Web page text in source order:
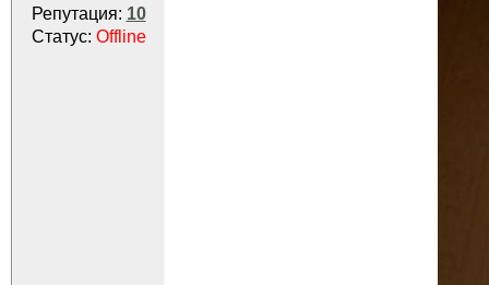
Репутация: 10
Статус: Offline